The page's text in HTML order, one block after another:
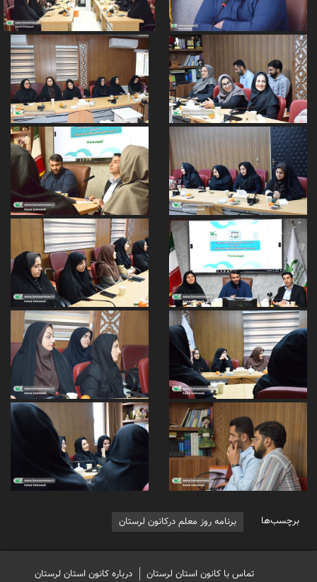
برچسب‌ها برنامه روز معلم درکانون لرستان
تماس با کانون استان لرستان درباره کانون استان لرستان